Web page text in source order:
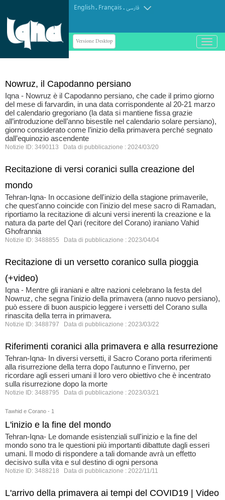
English. Français.فارسی
Versione Desktop
باز
و
Nowruz, il Capodanno persiano
Iqna - Nowruz è il Capodanno persiano, che cade il primo giorno
del mese di farvardin, in una data corrispondente al 20-21 marzo
del calendario gregoriano (la data si mantiene fissa grazie
all’introduzione dell’anno bisestile nel calendario solare persiano),
giorno considerato come l’inizio della primavera perché segnato
dall’equinozio ascendente
Notizie ID: 3490113 Data di pubblicazione : 2024/03/20
Recitazione di versi coranici sulla creazione del
mondo
Tehran-Iqna- In occasione dell'inizio della stagione primaverile,
che quest'anno coincide con l'inizio del mese sacro di Ramadan,
riportiamo la recitazione di alcuni versi inerenti la creazione e la
natura da parte del Qari (recitore del Corano) iraniano Vahid
Ghofrannia
Notizie ID: 3488855 Data di pubblicazione : 2023/04/04
Recitazione di un versetto coranico sulla pioggia
(+video)
Iqna - Mentre gli iraniani e altre nazioni celebrano la festa del
Nowruz, che segna l'inizio della primavera (anno nuovo persiano),
può essere di buon auspicio leggere i versetti del Corano sulla
rinascita della terra in primavera.
Notizie ID: 3488797 Data di pubblicazione : 2023/03/22
Riferimenti coranici alla primavera e alla resurrezione
Tehran-Iqna- In diversi versetti, il Sacro Corano porta riferimenti
alla risurrezione della terra dopo l'autunno e l'inverno, per
ricordare agli esseri umani il loro vero obiettivo che è incentrato
sulla risurrezione dopo la morte
Notizie ID: 3488795 Data di pubblicazione : 2023/03/21
Tawhid e Corano - 1
L'inizio e la fine del mondo
Tehran-Iqna- Le domande esistenziali sull'inizio e la fine del
mondo sono tra le questioni più importanti dibattute dagli esseri
umani. Il modo di rispondere a tali domande avrà un effetto
decisivo sulla vita e sul destino di ogni persona
Notizie ID: 3488218 Data di pubblicazione : 2022/11/11
L'arrivo della primavera ai tempi del COVID19 | Video